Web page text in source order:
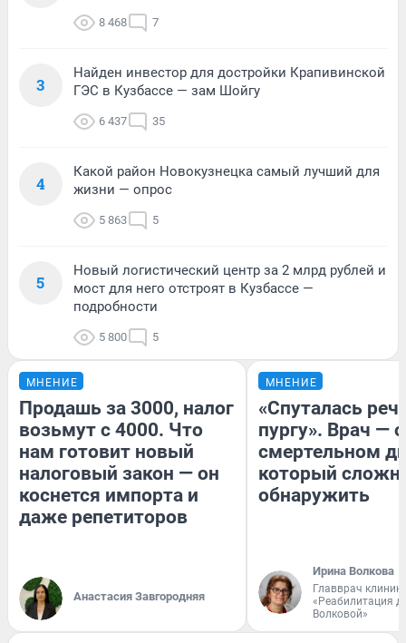
8 468 7
3
Найден инвестор для достройки Крапивинской
ГЭС в Кузбассе — зам Шойгу
6 437 35
4
Какой район Новокузнецка самый лучший для
жизни — опрос
5 863 5
5
Новый логистический центр за 2 млрд рублей и
мост для него отстроят в Кузбассе —
подробности
5 800 5
МНЕНИЕ
Продашь за 3000, налог
возьмут с 4000. Что
нам готовит новый
налоговый закон — он
коснется импорта и
даже репетиторов
Анастасия Завгородняя
МНЕНИЕ
«Спуталась
пургу». Врач — о
смертельном
который
обнаружить
Ирина Волкова
Главврач
«Реабилитация
Волковой»